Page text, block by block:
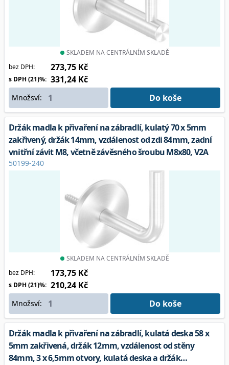
SKLADEM NA CENTRÁLNÍM SKLADĚ
bez DPH:
273,75 Kč
s DPH (21)%: 331,24 Kč
Množsví: Do koše
Držák madla k přivaření na zábradlí, kulatý 70 x 5mm
zakřivený, držák 14mm, vzdálenost od zdi 84mm, zadní
vnitřní závit M8, včetně závěsného šroubu M8x80, V2A
50199-240
SKLADEM NA CENTRÁLNÍM SKLADĚ
bez DPH:
173,75 Kč
s DPH (21)%: 210,24 Kč
Množsví: Do koše
Držák madla k přivaření na zábradlí, kulatá deska 58 x
5mm zakřivená, držák 12mm, vzdálenost od stěny
84mm, 3 x 6,5mm otvory, kulatá deska a držák